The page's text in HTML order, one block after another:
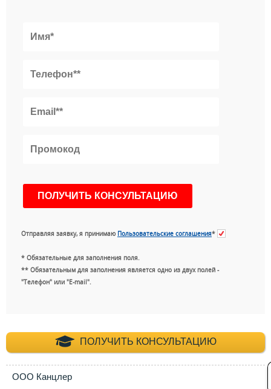
Отправляя заявку, я принимаю Пользовательские соглашения*
* Обязательные для заполнения поля.
** Обязательным для заполнения является одно из двух полей -
"Телефон" или "E-mail".
ПОЛУЧИТЬ КОНСУЛЬТАЦИЮ
+7 (495) 660-35-
ООО Канцлер